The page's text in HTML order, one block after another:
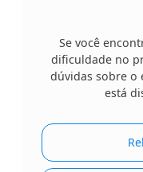
Se você
dificuldade no
dúvidas sobre o
está